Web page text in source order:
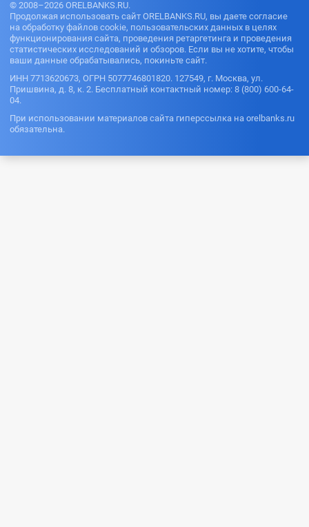
© 2008–2026 ORELBANKS.RU.
Продолжая использовать сайт ORELBANKS.RU, вы даете согласие
на обработку файлов cookie, пользовательских данных в целях
функционирования сайта, проведения ретаргетинга и проведения
статистических исследований и обзоров. Если вы не хотите, чтобы
ваши данные обрабатывались, покиньте сайт.
ИНН 7713620673, ОГРН 5077746801820. 127549, г. Москва, ул.
Пришвина, д. 8, к. 2. Бесплатный контактный номер: 8 (800) 600-64-
04.
При использовании материалов сайта гиперссылка на orelbanks.ru
обязательна.